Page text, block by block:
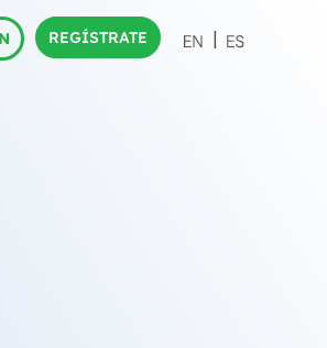
REGÍSTRATE